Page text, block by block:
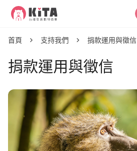
KiTA台灣友善動物協會
最新消息
專案新聞
活動訊息
動保議題
禁掉山豬吊
禁用黏鼠板
動物權與蔬食教育
關於 KiTA
我們的故事
我們的成員
支持我們
捐款專案
參與我們
首頁 支持我們 捐款運用與徵信
捐款運用與徵信